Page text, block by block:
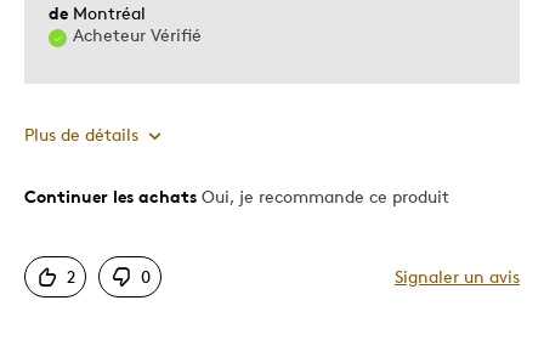
de Montréal
Acheteur Vérifié
Plus de détails
Le pour
Motif attrayant
Continuer les achats Oui, je recommande ce produit
2 0 Signaler un avis